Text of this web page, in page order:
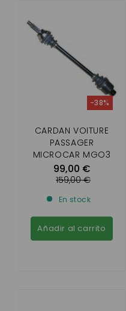
CARDAN VOITURE
PASSAGER
MICROCAR MGO3
565 MM
99,00 €
-38%
159,00 €
En stock
Añadir al carrito